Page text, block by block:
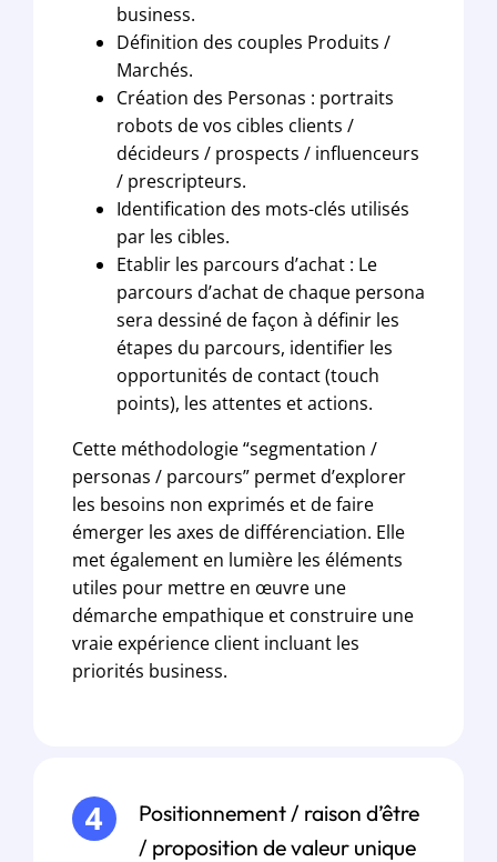
business.
Définition des couples Produits /
Marchés.
Création des Personas : portraits
robots de vos cibles clients /
décideurs / prospects / influenceurs
/ prescripteurs.
Identification des mots-clés utilisés
par les cibles.
Etablir les parcours d’achat : Le
parcours d’achat de chaque persona
sera dessiné de façon à définir les
étapes du parcours, identifier les
opportunités de contact (touch
points), les attentes et actions.
Cette méthodologie “segmentation /
personas / parcours” permet d’explorer
les besoins non exprimés et de faire
émerger les axes de différenciation. Elle
met également en lumière les éléments
utiles pour mettre en œuvre une
démarche empathique et construire une
vraie expérience client incluant les
priorités business.
Positionnement / raison d’être
/ proposition de valeur unique